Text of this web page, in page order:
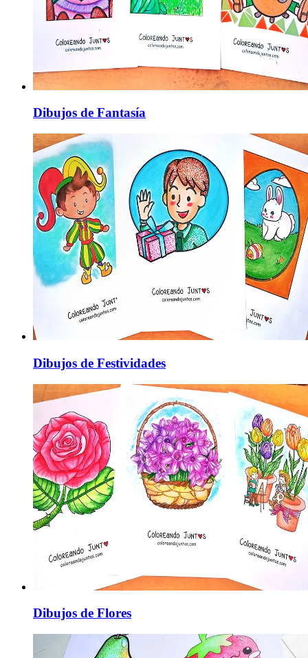
Dibujos de Fantasía
Dibujos de Festividades
Dibujos de Flores